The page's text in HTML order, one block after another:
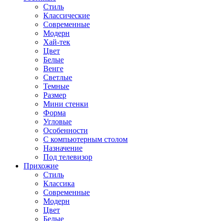
Стиль
Классические
Современные
Модерн
Хай-тек
Цвет
Белые
Венге
Светлые
Темные
Размер
Мини стенки
Форма
Угловые
Особенности
С компьютерным столом
Назначение
Под телевизор
Прихожие
Стиль
Классика
Современные
Модерн
Цвет
Белые